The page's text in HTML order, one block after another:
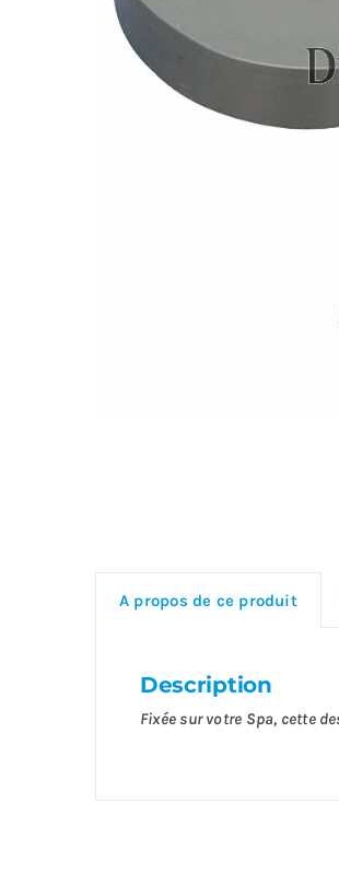
A propos de ce produit
Description
Fixée sur votre Spa, cette